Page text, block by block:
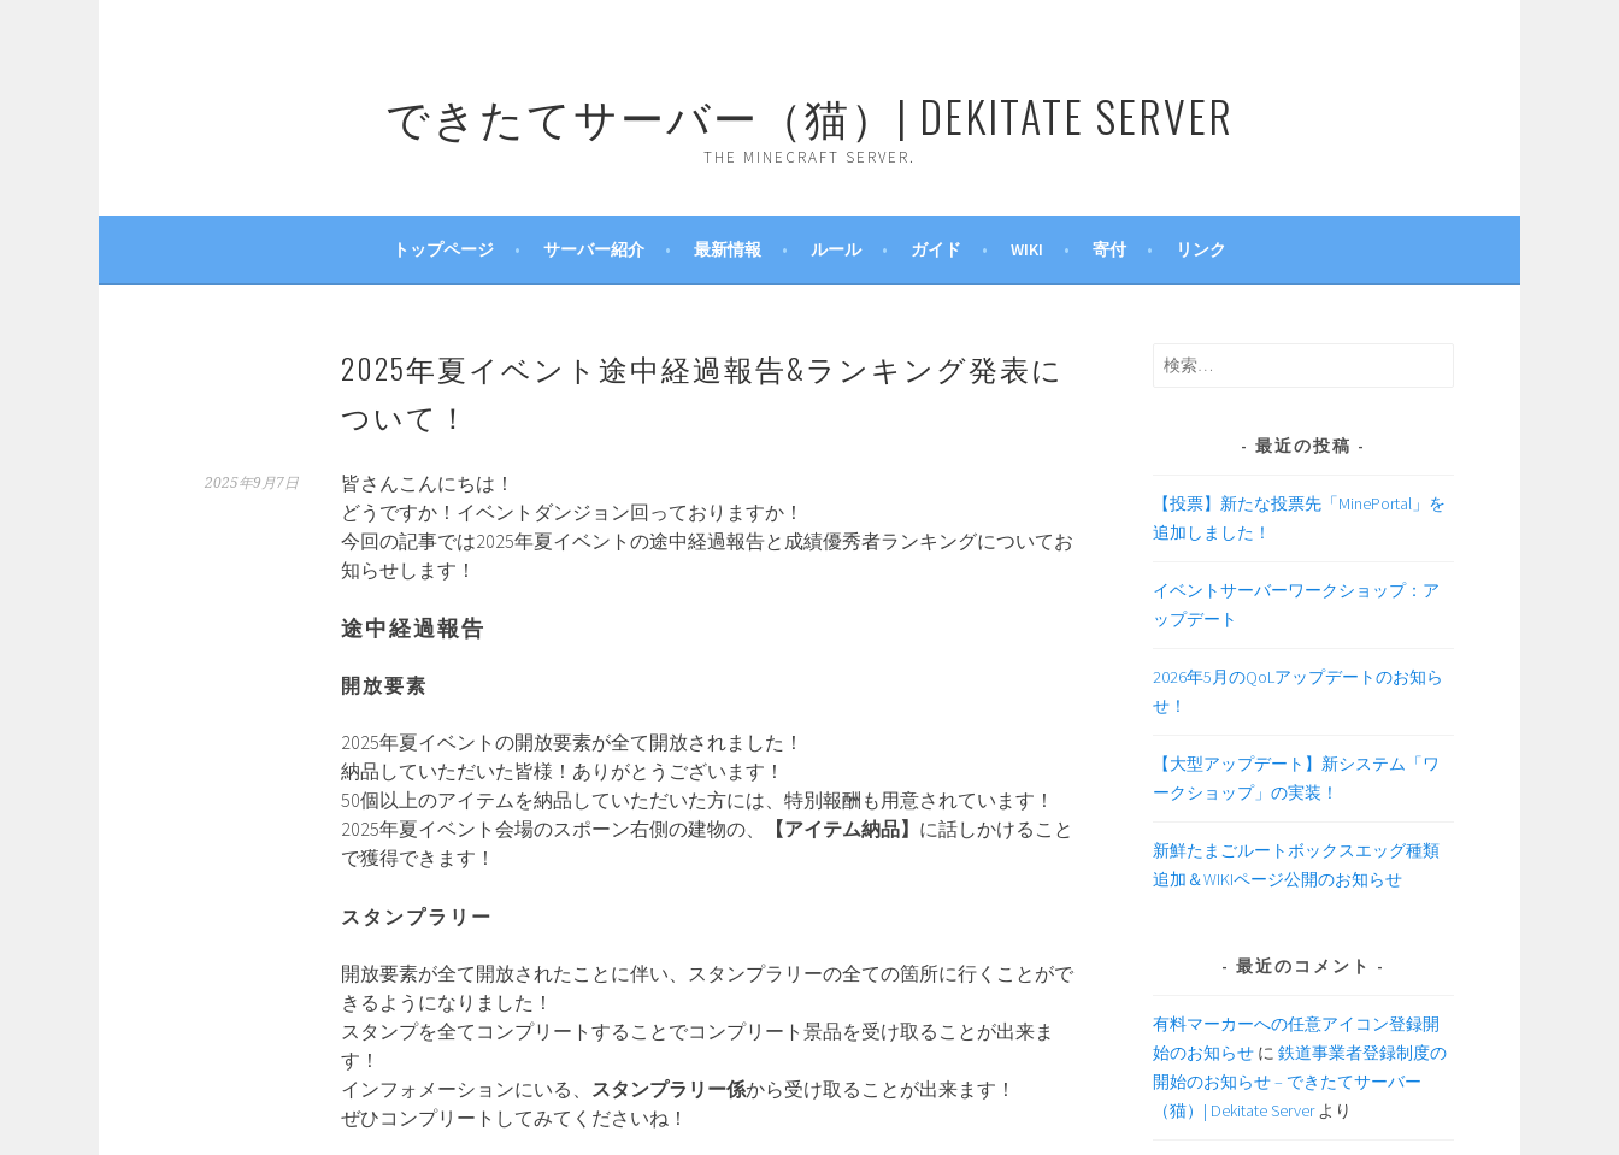
キ
できたてサーバー（猫）| DEKITATE SERVER
THE MINECRAFT SERVER.
トップページ サーバー紹介 最新情報 ルール ガイド WIKI 寄付 リンク
2025年夏イベント途中経過報告&ランキング発表に
ついて！
2025年9月7日
皆さんこんにちは！
どうですか！イベントダンジョン回っておりますか！
今回の記事では2025年夏イベントの途中経過報告と成績優秀者ランキングについてお
知らせします！
途中経過報告
開放要素
2025年夏イベントの開放要素が全て開放されました！
納品していただいた皆様！ありがとうございます！
50個以上のアイテムを納品していただいた方には、特別報酬も用意されています！
2025年夏イベント会場のスポーン右側の建物の、
【アイテム納品】 に話しかけること
で獲得できます！
スタンプラリー
開放要素が全て開放されたことに伴い、スタンプラリーの全ての箇所に行くことがで
きるようになりました！
スタンプを全てコンプリートすることでコンプリート景品を受け取ることが出来ま
す！
インフォメーションにいる、 スタンプラリー係から受け取ることが出来ます！
ぜひコンプリートしてみてくださいね！
検
最近の投稿
【投票】新たな投票先「MinePortal」を
追加しました！
イベントサーバーワークショップ：ア
ップデート
2026年5月のQoLアップデートのお知ら
せ！
【大型アップデート】新システム「ワ
ークショップ」の実装！
新鮮たまごルートボックスエッグ種類
追加＆WIKIページ公開のお知らせ
最近のコメント
有料マーカーへの任意アイコン登録開
始のお知らせ に 鉄道事業者登録制度の
開始のお知らせ – できたてサーバー
（猫）| Dekitate Serverより